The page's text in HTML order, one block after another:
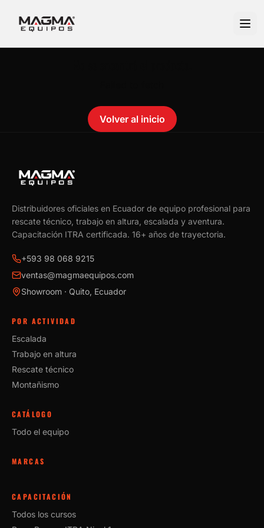
Volver al inicio
Distribuidores oficiales en Ecuador de equipo profesional para
rescate técnico, trabajo en altura, escalada y aventura.
Capacitación ITRA certificada. 16+ años de trayectoria.
+593 98 068 9215
ventas@magmaequipos.com
Showroom · Quito, Ecuador
POR ACTIVIDAD
Escalada
Trabajo en altura
Rescate técnico
Montañismo
CATÁLOGO
Todo el equipo
MARCAS
CAPACITACIÓN
Todos los cursos